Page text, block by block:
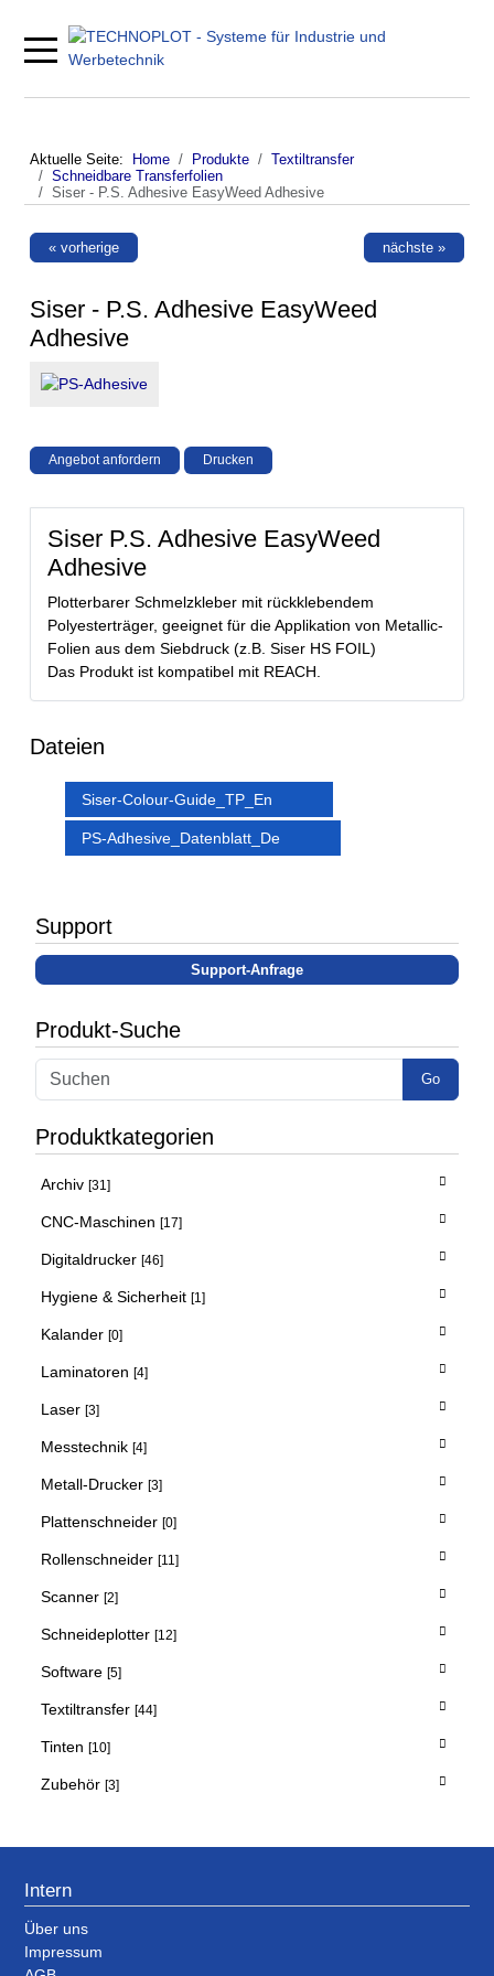
Mobile Menu Toggle
Aktuelle Seite: Home Produkte
Textiltransfer
Schneidbare Transferfolien
Siser - P.S. Adhesive EasyWeed Adhesive
« vorherige nächste »
Siser - P.S. Adhesive EasyWeed
Adhesive
Angebot anfordern Drucken
Siser P.S. Adhesive EasyWeed
Adhesive
Plotterbarer Schmelzkleber mit rückklebendem
Polyesterträger, geeignet für die Applikation von Metallic-
Folien aus dem Siebdruck (z.B. Siser HS FOIL)
Das Produkt ist kompatibel mit REACH.
Dateien
Siser-Colour-Guide_TP_En
PS-Adhesive_Datenblatt_De
Support
Support-Anfrage
Produkt-Suche
Go
Produktkategorien
Archiv [31]
CNC-Maschinen [17]
Digitaldrucker [46]
Hygiene & Sicherheit [1]
Kalander [0]
Laminatoren [4]
Laser [3]
Messtechnik [4]
Metall-Drucker [3]
Plattenschneider [0]
Rollenschneider [11]
Scanner [2]
Schneideplotter [12]
Software [5]
Textiltransfer [44]
Tinten [10]
Zubehör [3]
Intern
Über uns
Impressum